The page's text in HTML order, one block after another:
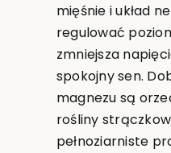
mięśnie i układ
regulować
zmniejsza
spokojny sen.
magnezu są
rośliny
pełnoziarniste